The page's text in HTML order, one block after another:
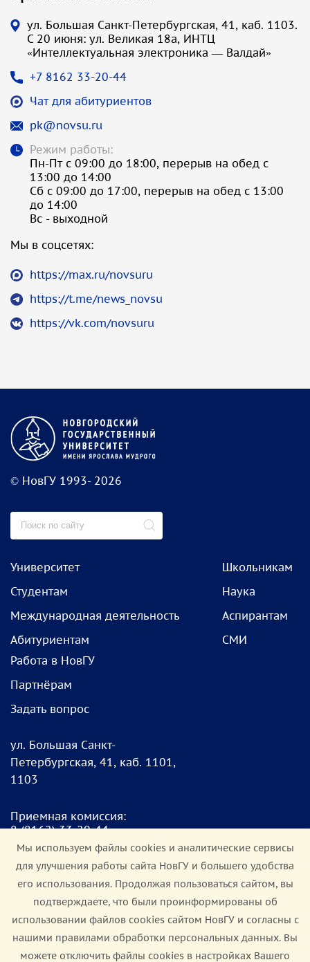
ул. Большая Санкт-Петербургская, 41, каб. 1103.
С 20 июня: ул. Великая 18а, ИНТЦ
«Интеллектуальная электроника — Валдай»
+7 8162 33-20-44
Чат для абитуриентов
pk@novsu.ru
Режим работы:
Пн-Пт с 09:00 до 18:00, перерыв на обед с
13:00 до 14:00
Сб с 09:00 до 17:00, перерыв на обед с 13:00
до 14:00
Вс - выходной
Мы в соцсетях:
https://max.ru/novsuru
https://t.me/news_novsu
https://vk.com/novsuru
© НовГУ 1993- 2026
Университет
Студентам
Международная деятельность
Абитуриентам
Школьникам
Наука
Аспирантам
СМИ
Работа в НовГУ
Партнёрам
Задать вопрос
ул. Большая Санкт-
Петербургская, 41, каб. 1101,
1103
Приемная комиссия:
8(8162) 33-20-44
pk@novsu.ru
Чат для абитуриентов:
https://clc.li/Terrt
Мы в соцсетях:
Мы используем файлы cookies и аналитические сервисы
для улучшения работы сайта НовГУ и большего удобства
его использования. Продолжая пользоваться сайтом, вы
подтверждаете, что были проинформированы об
использовании файлов cookies сайтом НовГУ и согласны с
нашими правилами обработки персональных данных. Вы
можете отключить файлы cookies в настройках Вашего